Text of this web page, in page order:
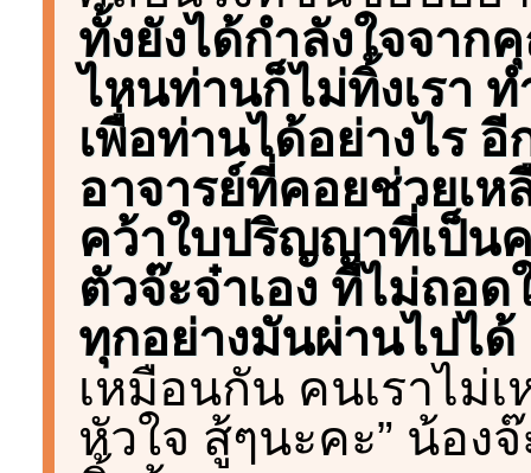
ทั้งยังได้กำลังใจจา
ไหนท่านก็ไม่ทิ้งเรา
เพื่อท่านได้อย่างไร
อาจารย์ที่คอยช่วยเ
คว้าใบปริญญาที่เป็น
ตัวจ๊ะจ๋าเอง ที่ไม่ถอ
ทุกอย่างมันผ่านไปได้
เหมือนกัน คนเราไม่
หัวใจ สู้ๆนะคะ” น้อง